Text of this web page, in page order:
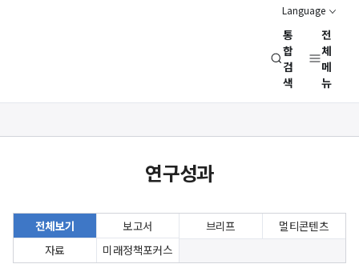
Language
(NRC)
통
합
검
색
전
체
메
뉴
연구성과
전체보기 보고서 브리프
멀티콘텐츠
자료
미래정책포커스